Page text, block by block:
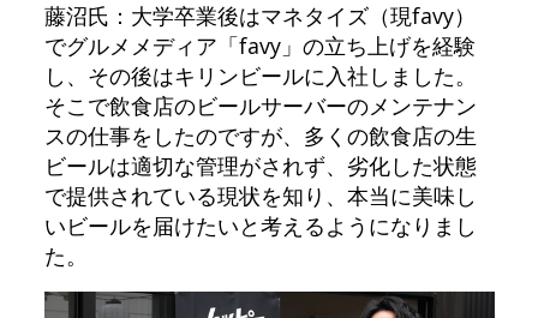
藤沼氏：大学卒業後はマネタイズ（現favy）
でグルメメディア「favy」の立ち上げを経験
し、その後はキリンビールに入社しました。
そこで飲食店のビールサーバーのメンテナン
スの仕事をしたのですが、多くの飲食店の生
ビールは適切な管理がされず、劣化した状態
で提供されている現状を知り、本当に美味し
いビールを届けたいと考えるようになりまし
た。